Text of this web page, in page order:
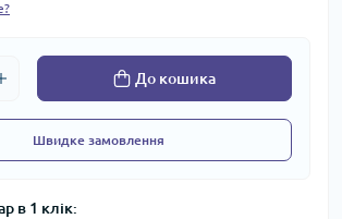
До кошика
Швидке замовлення
в 1 клік: